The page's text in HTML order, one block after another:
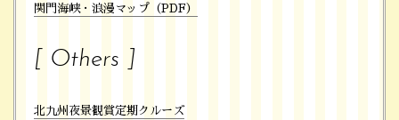
関門海峡・浪漫マップ（PDF）
[ Others ]
北九州夜景観賞定期クルーズ